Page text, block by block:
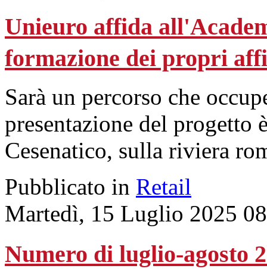
Unieuro affida
formazione dei propri
Sarà un percorso che
presentazione del progetto
Cesenatico, sulla riviera
Pubblicato in Retail
Martedì, 15 Luglio 2025
Numero di luglio-agosto